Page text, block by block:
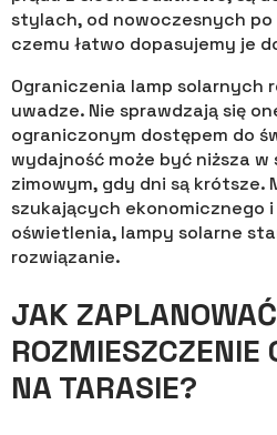
stylach, od nowoczesnych po
czemu łatwo dopasujemy je
Ograniczenia lamp solarnych
uwadze. Nie sprawdzają się
ograniczonym dostępem do
wydajność może być niższa w
zimowym, gdy dni są krótsze.
szukających ekonomicznego
oświetlenia, lampy solarne
rozwiązanie.
JAK ZAPLANOWAĆ
ROZMIESZCZENIE
NA TARASIE?